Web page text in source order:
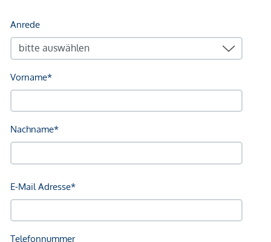
Straßenbahn <250m
Bahnhof <250m
Autobahnanschluss <2.500m
Angaben Entfernung Luftlinie / Quelle: OpenStreetMap
*Der Vertrag kommt nicht mit der INFINA Credit Broker
GmbH zustande. Das Objekt wird von einem externen
gegenüber dem anbietenden Immobilienunternehmen
geltend zu machen. Wir weisen Sie darauf hin, dass die
gemachten Angaben und Informationen lediglich
unverbindliche Vorabinformationen sind und daher ohne